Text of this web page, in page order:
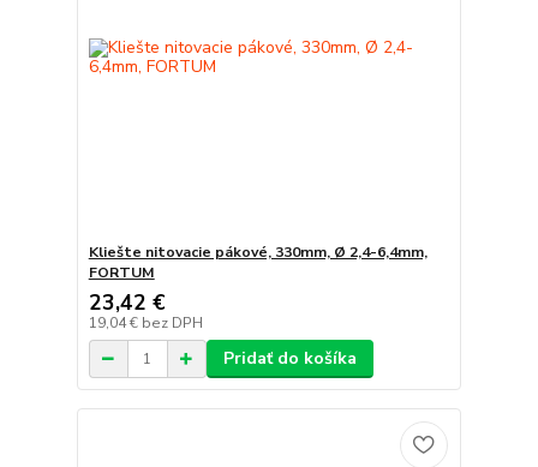
Kliešte nitovacie pákové, 330mm, Ø 2,4-6,4mm,
FORTUM
23,42 €
19,04 € bez DPH
Pridať do košíka